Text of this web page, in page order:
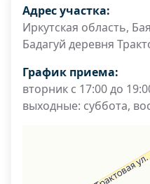
Адрес участка:
Иркутская область,
Бадагуй деревня
График приема:
вторник с 17:00 до
выходные: суббота,